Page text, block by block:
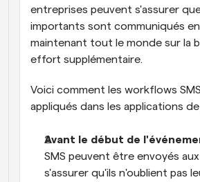
entreprises peuvent s'assurer
importants sont communiqués
maintenant tout le monde sur la
effort supplémentaire.
Voici comment les workflows
appliqués dans les applications
Avant le début de
SMS peuvent être envoyés
s'assurer qu'ils n'oublient pas